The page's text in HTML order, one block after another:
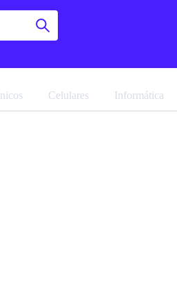
Celulares Informática